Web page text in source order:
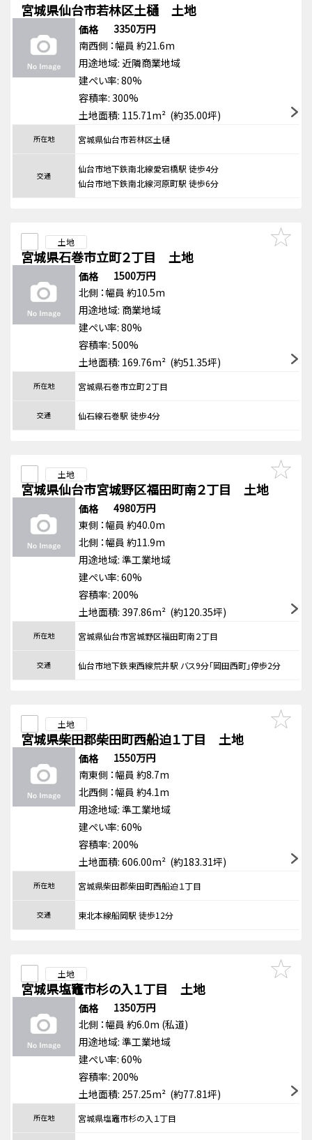
宮城県仙台市若林区土樋 土地
価格
3350万円
南西側 ：幅員 約21.6m
用途地域: 近隣商業地域
建ぺい率: 80%
容積率: 300%
土地面積: 115.71m² (約35.00坪)
所在地 宮城県仙台市若林区土樋
交通
仙台市地下鉄南北線愛宕橋駅 徒歩4分
仙台市地下鉄南北線河原町駅 徒歩6分
土地
宮城県石巻市立町２丁目 土地
価格
1500万円
北側 ：幅員 約10.5m
用途地域: 商業地域
建ぺい率: 80%
容積率: 500%
土地面積: 169.76m² (約51.35坪)
所在地 宮城県石巻市立町２丁目
交通 仙石線石巻駅 徒歩4分
土地
宮城県仙台市宮城野区福田町南２丁目 土地
価格
4980万円
東側 ：幅員 約40.0m
北側 ：幅員 約11.9m
用途地域: 準工業地域
建ぺい率: 60%
容積率: 200%
土地面積: 397.86m² (約120.35坪)
所在地 宮城県仙台市宮城野区福田町南２丁目
交通 仙台市地下鉄東西線荒井駅 バス9分「岡田西町」停歩2分
土地
宮城県柴田郡柴田町西船迫１丁目 土地
価格
1550万円
南東側 ：幅員 約8.7m
北西側 ：幅員 約4.1m
用途地域: 準工業地域
建ぺい率: 60%
容積率: 200%
土地面積: 606.00m² (約183.31坪)
所在地 宮城県柴田郡柴田町西船迫１丁目
交通 東北本線船岡駅 徒歩12分
土地
宮城県塩竈市杉の入１丁目 土地
価格
1350万円
北側 ：幅員 約6.0m (私道)
用途地域: 準工業地域
建ぺい率: 60%
容積率: 200%
土地面積: 257.25m² (約77.81坪)
所在地 宮城県塩竈市杉の入１丁目